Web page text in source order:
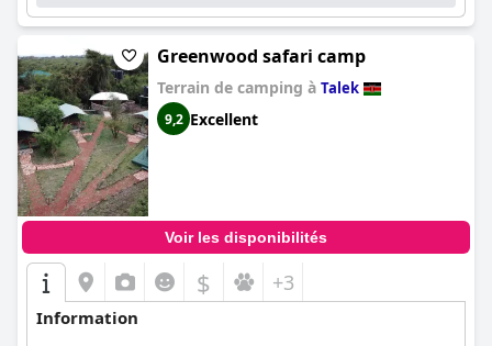
Greenwood safari camp
Terrain de camping à Talek
9,2 Excellent
Voir les disponibilités
$ +3
Information